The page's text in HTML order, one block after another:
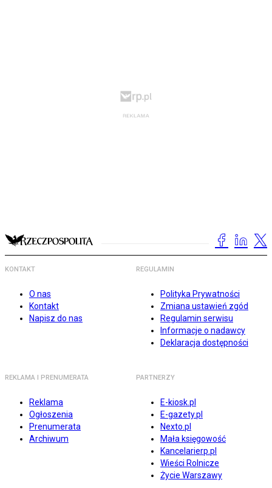
KONTAKT
O nas
Kontakt
Napisz do nas
REGULAMIN
Polityka Prywatności
Zmiana ustawień zgód
Regulamin serwisu
Informacje o nadawcy
Deklaracja dostępności
REKLAMA I PRENUMERATA
Reklama
Ogłoszenia
Prenumerata
Archiwum
PARTNERZY
E-kiosk.pl
E-gazety.pl
Nexto.pl
Mała księgowość
Kancelarierp.pl
Wieści Rolnicze
Życie Warszawy